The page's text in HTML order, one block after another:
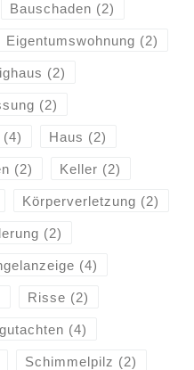
Bauschaden (2)
Eigentumswohnung (2)
(2)
(2)
(4) Haus (2)
(2) Keller (2)
Körperverletzung (2)
(2)
(4)
Risse (2)
(4)
Schimmelpilz (2)